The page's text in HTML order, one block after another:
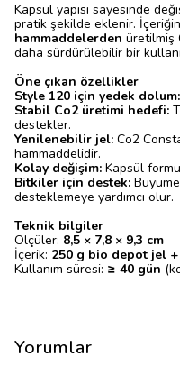
Kapsül yapısı sayesinde
pratik şekilde eklenir.
hammaddelerden üretilmiş
daha sürdürülebilir bir
Öne çıkan özellikler
Style 120 için yedek dolum:
Stabil Co2 üretimi hedefi:
destekler.
Yenilenebilir jel: Co2
hammaddelidir.
Kolay değişim: Kapsül
Bitkiler için destek:
desteklemeye yardımcı olur.
Teknik bilgiler
Ölçüler: 8,5 × 7,8 × 9,3 cm
İçerik: 250 g bio depot jel
Kullanım süresi: ≥ 40 gün
Yorumlar